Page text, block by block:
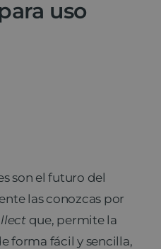
uso
son el futuro del
las conozcas por
que, permite la
forma fácil y sencilla,